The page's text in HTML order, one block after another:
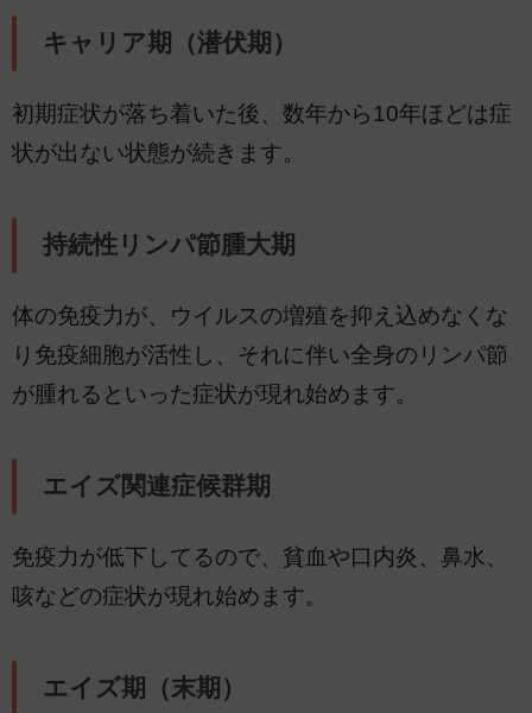
キャリア期（潜伏期）
初期症状が落ち着いた後、数年から10年ほどは症
状が出ない状態が続きます。
持続性リンパ節腫大期
体の免疫力が、ウイルスの増殖を抑え込めなくな
り免疫細胞が活性し、それに伴い全身のリンパ節
が腫れるといった症状が現れ始めます。
エイズ関連症候群期
免疫力が低下してるので、貧血や口内炎、鼻水、
咳などの症状が現れ始めます。
エイズ期（末期）